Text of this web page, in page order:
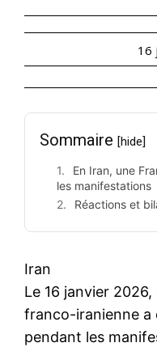
16
Sommaire [hide]
En Iran, une
les manifestations
Réactions et
Iran
Le 16 janvier
franco-iranienne a
pendant les